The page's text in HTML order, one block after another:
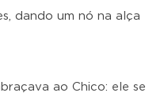
dando um nó na alça
ao Chico: ele se